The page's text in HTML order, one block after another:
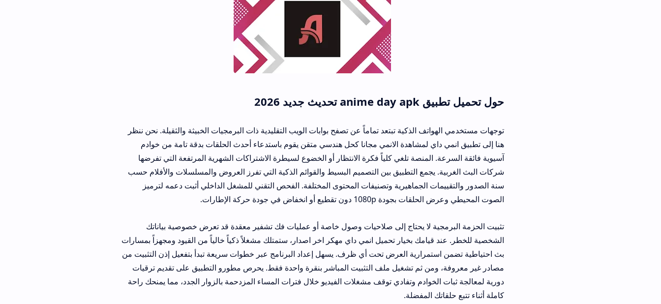
حول تحميل تطبيق anime day apk تحديث جديد 2026
توجهات مستخدمي الهواتف الذكية تبتعد تماماً عن تصفح بوابات الويب التقليدية ذات البرمجيات الخبيثة والثقيلة. نحن ننظر
هنا إلى تطبيق انمي داي لمشاهدة الانمي مجانا كحل هندسي متقن يقوم باستدعاء أحدث الحلقات بدقة تامة من خوادم
آسيوية فائقة السرعة. المنصة تلغي كلياً فكرة الانتظار أو الخضوع لسيطرة الاشتراكات الشهرية المرتفعة التي تفرضها
شركات البث الغربية. يجمع التطبيق بين التصميم البسيط والقوائم الذكية التي تفرز العروض والمسلسلات والأفلام حسب
سنة الصدور والتقييمات الجماهيرية وتصنيفات المحتوى المختلفة. الفحص التقني للمشغل الداخلي أثبت دعمه لترميز
الصوت المحيطي وعرض الحلقات بجودة 1080p دون تقطيع أو انخفاض في جودة حركة الإطارات.
تثبيت الحزمة البرمجية لا يحتاج إلى صلاحيات وصول خاصة أو عمليات فك تشفير معقدة قد تعرض خصوصية بياناتك
الشخصية للخطر. عند قيامك بخيار تحميل انمي داي مهكر اخر اصدار، ستمتلك مشغلاً ذكياً خالياً من القيود ومجهزاً بمسارات
بث احتياطية تضمن استمرارية العرض تحت أي ظرف. يسهل إعداد البرنامج عبر خطوات سريعة تبدأ بتفعيل إذن التثبيت من
مصادر غير معروفة، ومن ثم تشغيل ملف التثبيت المباشر بنقرة واحدة فقط. يحرص مطورو التطبيق على تقديم ترقيات
دورية لمعالجة ثبات الخوادم وتفادي توقف مشغلات الفيديو خلال فترات المساء المزدحمة بالزوار الجدد، مما يمنحك راحة
كاملة أثناء تتبع حلقاتك المفضلة.